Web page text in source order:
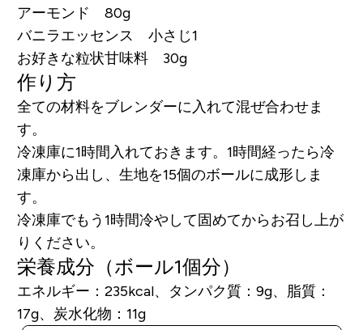
アーモンド 80g
バニラエッセンス 小さじ1
お好きな粒状甘味料 30g
作り方
全ての材料をブレンダーに入れて混ぜ合わせま
す。
冷凍庫に1時間入れておきます。1時間経ったら冷
凍庫から出し、生地を15個のボールに成形しま
す。
冷凍庫でもう1時間冷やして固めてからお召し上が
りください。
栄養成分（ボール1個分）
エネルギー：235kcal、タンパク質：9g、脂質：
17g、炭水化物：11g